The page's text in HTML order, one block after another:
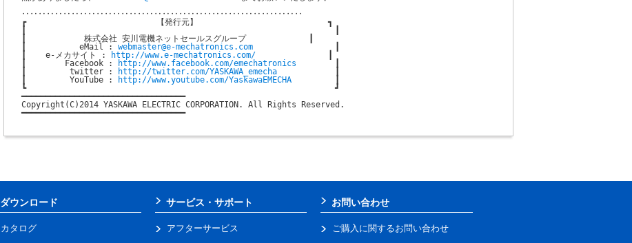
‥‥‥‥‥‥‥‥‥‥‥‥‥‥‥‥‥‥‥‥‥‥‥‥‥‥‥‥‥‥‥‥‥‥
┏                           【発行元】                           ┓
┃            株式会社 安川電機ネットセールスグループ             ┃
┃           eMail : webmaster@e-mechatronics.com
┃    e-メカサイト :
http://www.e-mechatronics.com/
┃        Facebook :
http://www.facebook.com/emechatronics
┃         twitter :
http://twitter.com/YASKAWA_emecha
┃         YouTube :
http://www.youtube.com/YaskawaEMECHA
┗                                                                ┛
━━━━━━━━━━━━━━━━━━━━━━━━━━━━━━━━━━
Copyright(C)2014 YASKAWA ELECTRIC CORPORATION. All Rights Reserved.
━━━━━━━━━━━━━━━━━━━━━━━━━━━━━━━━━━
ダウンロード
カタログ
サービス・サポート
アフターサービス
お問い合わせ
ご購入に関するお問い合わせ